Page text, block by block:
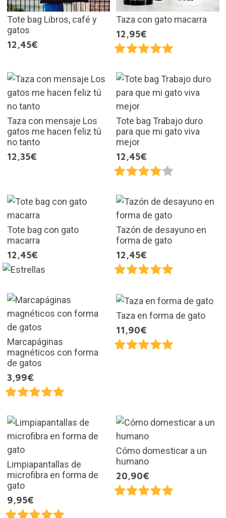
Tote bag Libros, café y
gatos
12,45€
Taza con gato macarra
12,95€
Taza con mensaje Los
gatos me hacen feliz tú
no tanto
12,35€
Tote bag Trabajo duro
para que mi gato viva
mejor
12,45€
Tote bag con gato
macarra
12,45€
Tazón de desayuno en
forma de gato
12,45€
Marcapáginas
magnéticos con forma
de gatos
3,99€
Taza en forma de gato
11,90€
Limpiapantallas de
microfibra en forma de
gato
9,95€
Cómo domesticar a un
humano
20,90€